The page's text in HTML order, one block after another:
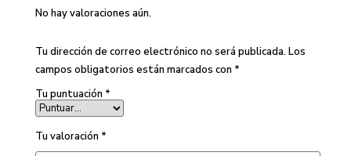
No hay valoraciones aún.
Tu dirección de correo electrónico no será publicada. Los
campos obligatorios están marcados con *
Tu puntuación *
Tu valoración *